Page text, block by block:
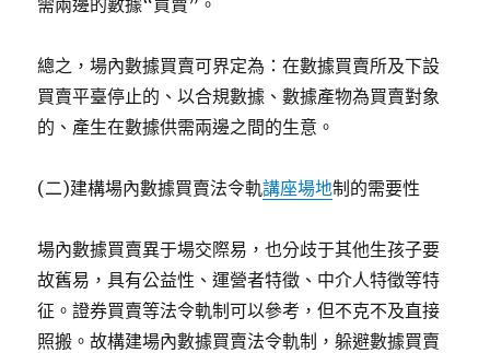
需兩邊的數據“買賣”。
總之，場內數據買賣可界定為：在數據買賣所及下設
買賣平臺停止的、以合規數據、數據產物為買賣對象
的、產生在數據供需兩邊之間的生意。
(二)建構場內數據買賣法令軌講座場地制的需要性
場內數據買賣異于場交際易，也分歧于其他生孩子要
故舊易，具有公益性、運營者特徵、中介人特徵等特
征。證券買賣等法令軌制可以參考，但不克不及直接
照搬。故構建場內數據買賣法令軌制，躲避數據買賣